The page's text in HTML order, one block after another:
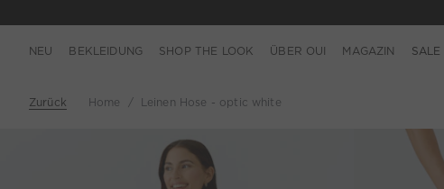
NEU BEKLEIDUNG SHOP THE LOOK ÜBER OUI MAGAZIN SALE
Zurück Home Leinen Hose - optic white